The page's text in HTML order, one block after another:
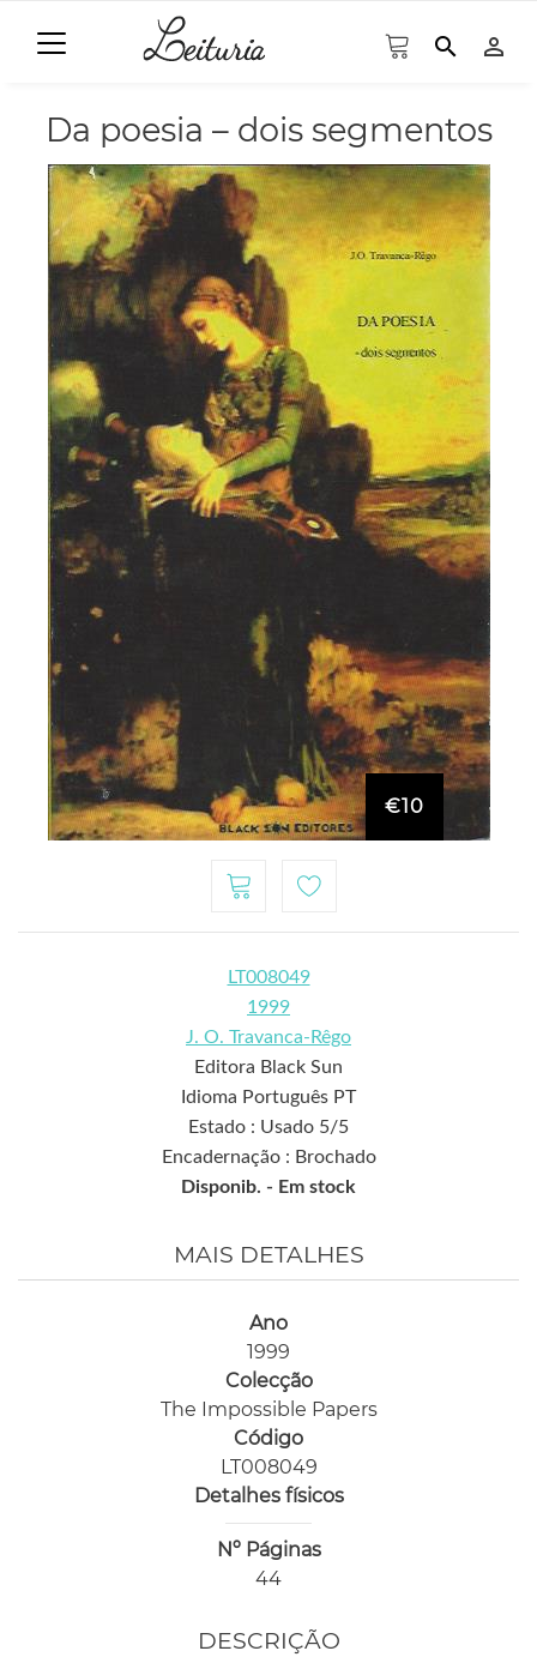
search person_outline
Da poesia – dois segmentos
€10
LT008049
1999
J. O. Travanca-Rêgo
Editora Black Sun
Idioma Português PT
Estado : Usado 5/5
Encadernação : Brochado
Disponib. - Em stock
MAIS DETALHES
Ano
1999
Colecção
The Impossible Papers
Código
LT008049
Detalhes físicos
Nº Páginas
44
DESCRIÇÃO